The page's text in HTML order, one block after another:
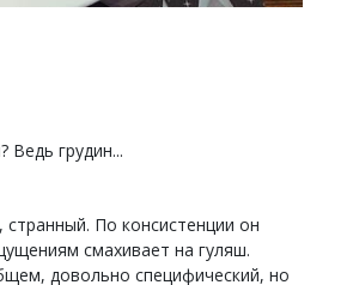
Ведь грудин...
По консистенции он
смахивает на гуляш.
довольно специфический, но